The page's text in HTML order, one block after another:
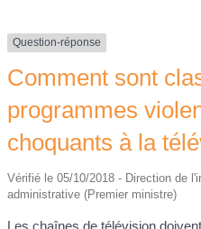
Question-réponse
Comment sont
programmes
choquants à la
Vérifié le 05/10/2018 - Direction de
administrative (Premier ministre)
Les chaînes de télévision